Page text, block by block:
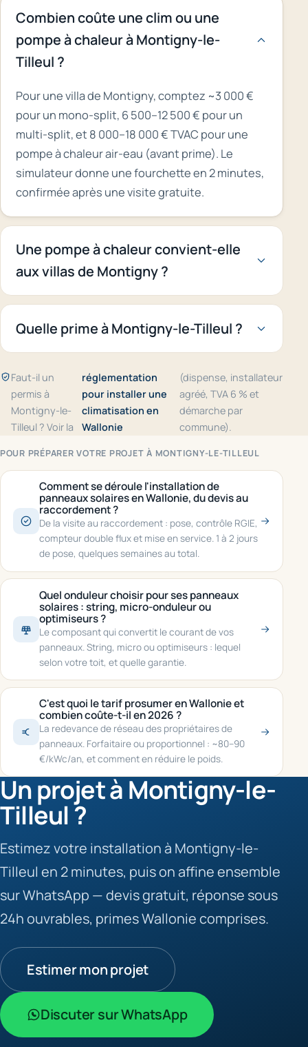
Combien coûte une clim ou une
pompe à chaleur à Montigny-le-
Tilleul ?
Pour une villa de Montigny, comptez ~3 000 €
pour un mono-split, 6 500–12 500 € pour un
multi-split, et 8 000–18 000 € TVAC pour une
pompe à chaleur air-eau (avant prime). Le
simulateur donne une fourchette en 2 minutes,
confirmée après une visite gratuite.
Une pompe à chaleur convient-elle
aux villas de Montigny ?
Quelle prime à Montigny-le-Tilleul ?
Faut-il un
permis à
Montigny-le-
Tilleul ? Voir la
réglementation
pour installer une
climatisation en
Wallonie
(dispense, installateur
agréé, TVA 6 % et
démarche par
commune).
POUR PRÉPARER VOTRE PROJET À MONTIGNY-LE-TILLEUL
Comment se déroule l'installation de
panneaux solaires en Wallonie, du devis au
raccordement ?
De la visite au raccordement : pose, contrôle RGIE,
compteur double flux et mise en service. 1 à 2 jours
de pose, quelques semaines au total.
Quel onduleur choisir pour ses panneaux
solaires : string, micro-onduleur ou
optimiseurs ?
Le composant qui convertit le courant de vos
panneaux. String, micro ou optimiseurs : lequel
selon votre toit, et quelle garantie.
C'est quoi le tarif prosumer en Wallonie et
combien coûte-t-il en 2026 ?
La redevance de réseau des propriétaires de
panneaux. Forfaitaire ou proportionnel : ~80–90
€/kWc/an, et comment en réduire le poids.
Un projet à Montigny-le-
Tilleul ?
Estimez votre installation à Montigny-le-
Tilleul en 2 minutes, puis on affine ensemble
sur WhatsApp — devis gratuit, réponse sous
24h ouvrables, primes Wallonie comprises.
Estimer mon projet
Discuter sur WhatsApp